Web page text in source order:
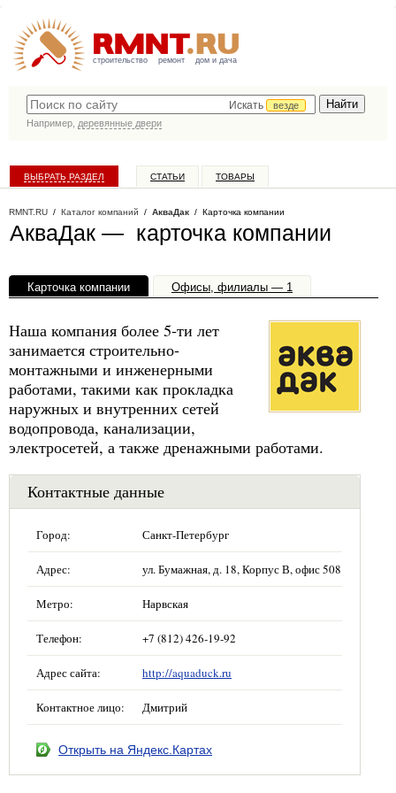
строительство ремонт дом и дача
Искать
везде
Например, деревянные двери
ВЫБРАТЬ РАЗДЕЛ СТАТЬИ ТОВАРЫ
RMNT.RU / Каталог компаний / АкваДак / Карточка компании
АкваДак — карточка компании
Карточка компании Офисы, филиалы — 1
Наша компания более 5-ти лет
занимается строительно-
монтажными и инженерными
работами, такими как прокладка
наружных и внутренних сетей
водопровода, канализации,
электросетей, а также дренажными работами.
Контактные данные
Город: Санкт-Петербург
Адрес: ул. Бумажная, д. 18, Корпус В, офис 508
Метро: Нарвская
Телефон: +7 (812) 426-19-92
Адрес сайта: http://aquaduck.ru
Контактное лицо: Дмитрий
Открыть на Яндекс.Картах